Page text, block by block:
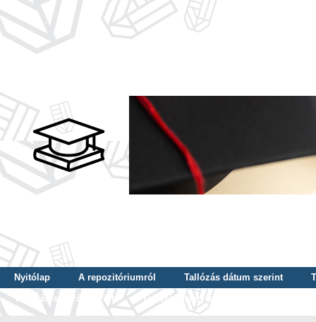
Nyitólap A repozitóriumról Tallózás dátum szerint
Tallózás szerző szerint
Tallózás nyelv szerint